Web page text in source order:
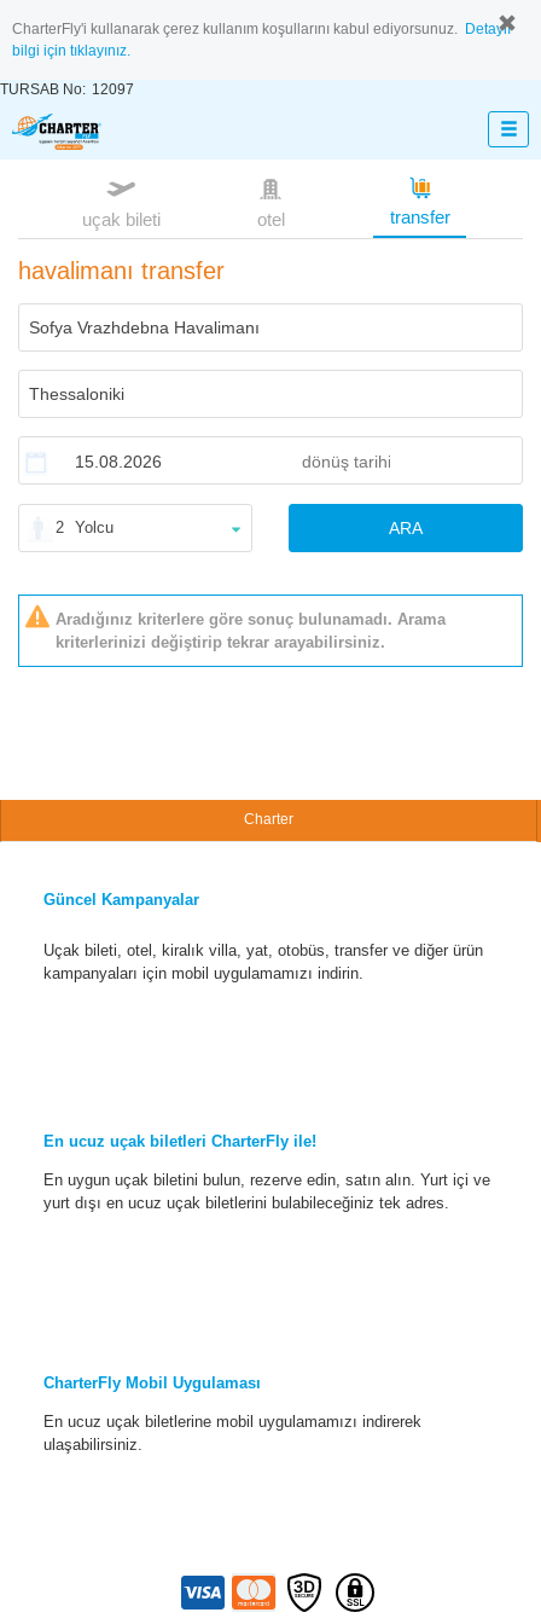
CharterFly'i kullanarak çerez kullanım koşullarını kabul ediyorsunuz. Detaylı
bilgi için tıklayınız.
TURSAB No: 12097
uçak bileti otel transfer
havalimanı transfer
2 Yolcu ARA
Aradığınız kriterlere göre sonuç bulunamadı. Arama
kriterlerinizi değiştirip tekrar arayabilirsiniz.
Charter
Güncel Kampanyalar
Uçak bileti, otel, kiralık villa, yat, otobüs, transfer ve diğer ürün
kampanyaları için mobil uygulamamızı indirin.
En ucuz uçak biletleri CharterFly ile!
En uygun uçak biletini bulun, rezerve edin, satın alın. Yurt içi ve
yurt dışı en ucuz uçak biletlerini bulabileceğiniz tek adres.
CharterFly Mobil Uygulaması
En ucuz uçak biletlerine mobil uygulamamızı indirerek
ulaşabilirsiniz.